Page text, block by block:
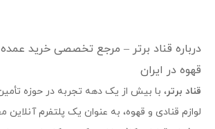
درباره قناد برتر – مرجع تخصصی خرید عمده
قهوه در ایران
قناد برتر، با بیش از یک دهه تجربه در حوزه
لوازم قنادی و قهوه، به عنوان یک پلتفرم آنلاین